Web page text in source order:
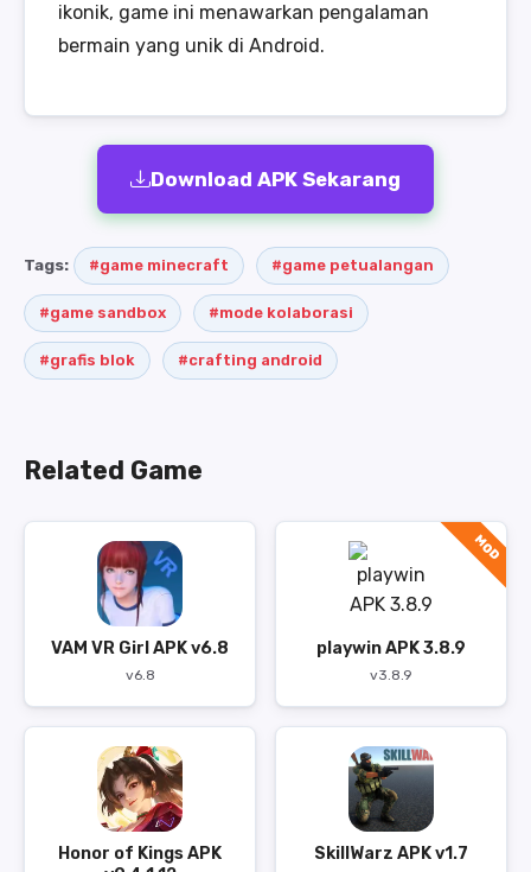
ikonik, game ini menawarkan pengalaman
bermain yang unik di Android.
Download APK Sekarang
Tags: #game minecraft #game petualangan
#game sandbox #mode kolaborasi
#grafis blok #crafting android
Related Game
VAM VR Girl APK v6.8
v6.8
MOD
playwin APK 3.8.9
v3.8.9
Honor of Kings APK
SkillWarz APK v1.7